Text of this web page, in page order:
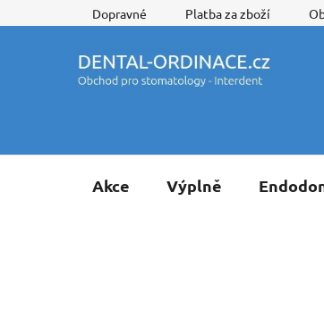
na
Dopravné Platba za zboží
Akce Výplně